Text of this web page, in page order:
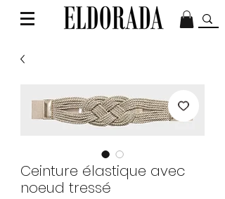
Ceinture élastique avec
noeud tressé